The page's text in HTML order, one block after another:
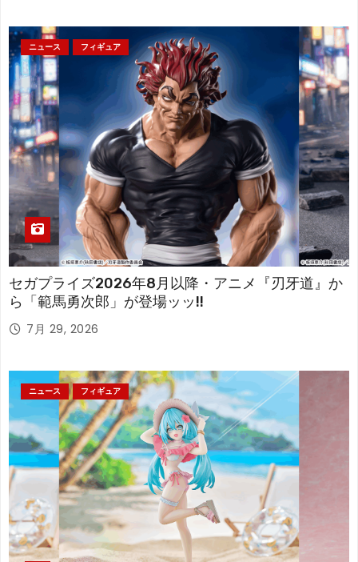
ニュース フィギュア
セガプライズ2026年8月以降・アニメ『刃牙道』か
ら「範馬勇次郎」が登場ッッ!!
7月 29, 2026
ニュース フィギュア